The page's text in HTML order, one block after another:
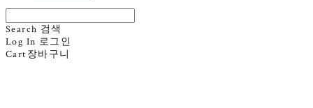
Search 검색
Log In 로그인
Cart 장바구니